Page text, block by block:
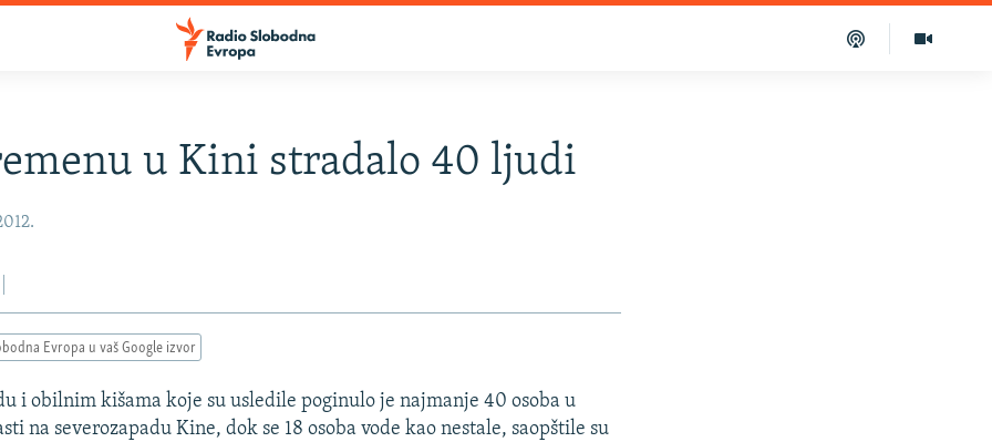
u Kini stradalo 40 ljudi
Evropa u vaš Google izvor
i obilnim kišama koje su usledile poginulo je najmanje 40 osoba u
na severozapadu Kine, dok se 18 osoba vode kao nestale, saopštile su